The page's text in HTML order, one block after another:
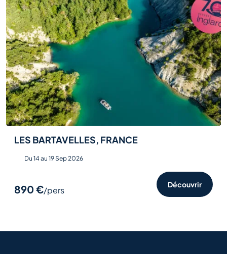
LES BARTAVELLES, FRANCE
Du 14 au 19 Sep 2026
890 €/pers
Découvrir